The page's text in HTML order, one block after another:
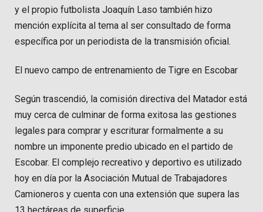
y el propio futbolista Joaquín Laso también hizo
mención explícita al tema al ser consultado de forma
específica por un periodista de la transmisión oficial.
El nuevo campo de entrenamiento de Tigre en Escobar
Según trascendió, la comisión directiva del Matador está
muy cerca de culminar de forma exitosa las gestiones
legales para comprar y escriturar formalmente a su
nombre un imponente predio ubicado en el partido de
Escobar. El complejo recreativo y deportivo es utilizado
hoy en día por la Asociación Mutual de Trabajadores
Camioneros y cuenta con una extensión que supera las